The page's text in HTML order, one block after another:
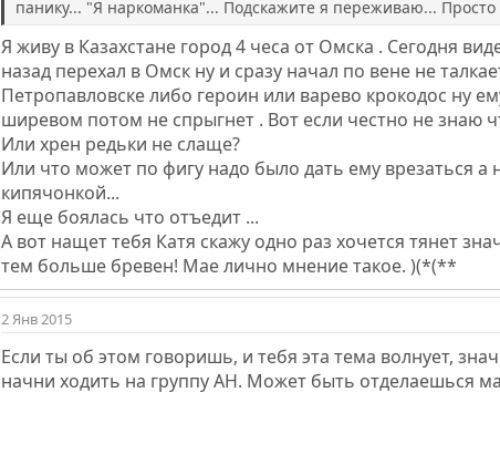
панику... "Я наркоманка"... Подскажите я переживаю...
Я живу в Казахстане город 4 чеса от Омска . Сегодня
назад перехал в Омск ну и сразу начал по вене не
Петропавловске либо героин или варево крокодос ну
ширевом потом не спрыгнет . Вот если честно не знаю
Или хрен редьки не слаще?
Или что может по фигу надо было дать ему врезаться
кипячонкой...
Я еще боялась что отъедит ...
А вот нащет тебя Катя скажу одно раз хочется тянет
тем больше бревен! Мае лично мнение такое. )(*(**
2 Янв 2015
Если ты об этом говоришь, и тебя эта тема волнует,
начни ходить на группу АН. Может быть отделаешься